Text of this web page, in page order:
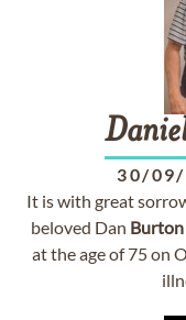
30/
It is with great
beloved Dan Burton
at the age of 75 on